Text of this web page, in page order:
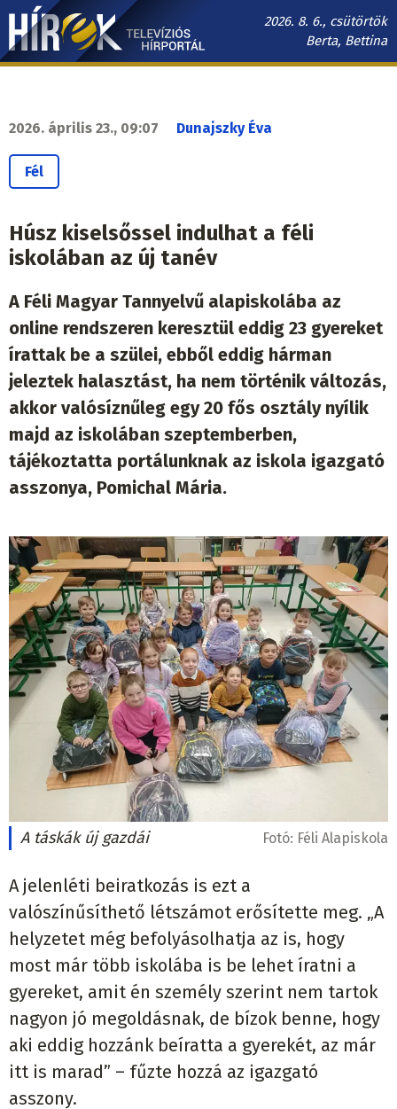
Ugrás
tartalomra
2026. 8. 6., csütörtök
Berta, Bettina
Hírek.sk
navigáció
2026. április 23., 09:07 Dunajszky Éva
Fél
Húsz kiselsőssel indulhat a féli
iskolában az új tanév
A Féli Magyar Tannyelvű alapiskolába az
online rendszeren keresztül eddig 23 gyereket
írattak be a szülei, ebből eddig hárman
jeleztek halasztást, ha nem történik változás,
akkor valósíznűleg egy 20 fős osztály nyílik
majd az iskolában szeptemberben,
tájékoztatta portálunknak az iskola igazgató
asszonya, Pomichal Mária.
A táskák új gazdái Fotó: Féli Alapiskola
A jelenléti beiratkozás is ezt a
valószínűsíthető létszámot erősítette meg. „A
helyzetet még befolyásolhatja az is, hogy
most már több iskolába is be lehet íratni a
gyereket, amit én személy szerint nem tartok
nagyon jó megoldásnak, de bízok benne, hogy
aki eddig hozzánk beíratta a gyerekét, az már
itt is marad” – fűzte hozzá az igazgató
asszony.